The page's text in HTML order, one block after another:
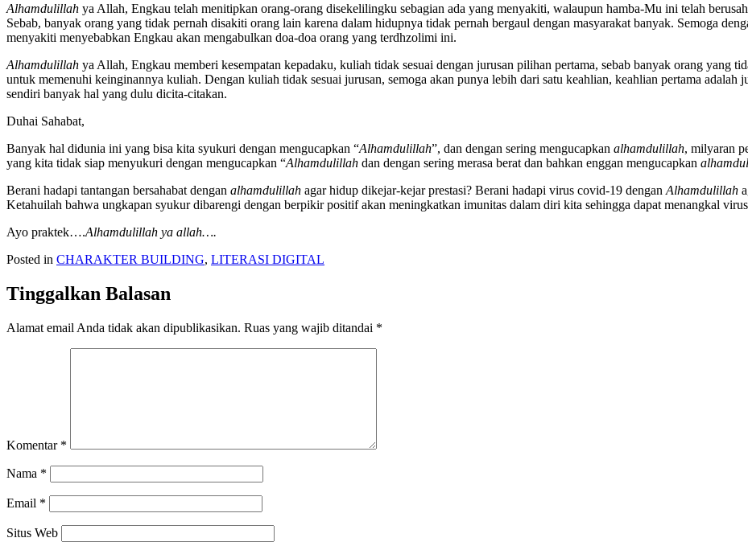
Alhamdulillah ya Allah, Engkau telah menitipkan orang-orang disekelilingku sebagian ada yang menyakiti, walaupun hamba-Mu ini telah
Sebab, banyak orang yang tidak pernah disakiti orang lain karena dalam hidupnya tidak pernah bergaul dengan masyarakat banyak. Semoga
menyakiti menyebabkan Engkau akan mengabulkan doa-doa orang yang terdhzolimi ini.
Alhamdulillah ya Allah, Engkau memberi kesempatan kepadaku, kuliah tidak sesuai dengan jurusan pilihan pertama, sebab banyak orang yang
untuk memenuhi keinginannya kuliah. Dengan kuliah tidak sesuai jurusan, semoga akan punya lebih dari satu keahlian, keahlian pertama adalah
sendiri banyak hal yang dulu dicita-citakan.
Duhai Sahabat,
Banyak hal didunia ini yang bisa kita syukuri dengan mengucapkan “Alhamdulillah”, dan dengan sering mengucapkan alhamdulillah, milyaran
yang kita tidak siap menyukuri dengan mengucapkan “Alhamdulillah dan dengan sering merasa berat dan bahkan enggan mengucapkan
Berani hadapi tantangan bersahabat dengan alhamdulillah agar hidup dikejar-kejar prestasi? Berani hadapi virus covid-19 dengan Alhamdulillah
Ketahuilah bahwa ungkapan syukur dibarengi dengan berpikir positif akan meningkatkan imunitas dalam diri kita sehingga dapat menangkal
Ayo praktek….Alhamdulillah ya allah….
Posted in CHARAKTER BUILDING, LITERASI DIGITAL
Tinggalkan Balasan
Alamat email Anda tidak akan dipublikasikan. Ruas yang wajib ditandai *
Komentar *
Nama *
Email *
Situs Web